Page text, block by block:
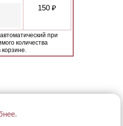
150 ₽
при
количества
корзине.